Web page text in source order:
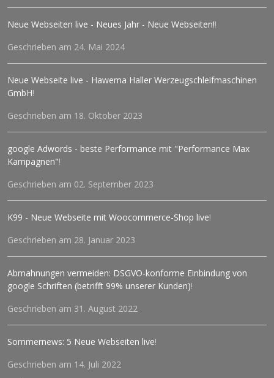
Neue Webseiten live - Neues Jahr - Neue Webseiten!!
Geschrieben am 24. Mai 2024
Neue Webseite live - Hawema Haller Werzeugschleifmaschinen
GmbH!
Geschrieben am 18. Oktober 2023
google Adwords - beste Performance mit "Performance Max
Kampagnen"!
Geschrieben am 02. September 2023
K99 - Neue Webseite mit Woocommerce-Shop live!
Geschrieben am 28. Januar 2023
Abmahnungen vermeiden: DSGVO-konforme Einbindung von
google Schriften (betrifft 99% unserer Kunden)!
Geschrieben am 31. August 2022
Sommernews: 5 Neue Webseiten live!
Geschrieben am 14. Juli 2022